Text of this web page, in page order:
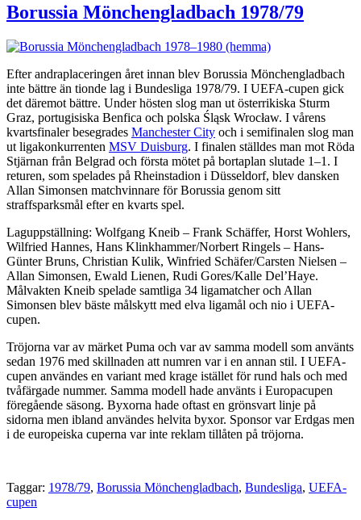
Borussia Mönchengladbach 1978/79
Efter andraplaceringen året innan blev Borussia Mönchengladbach
inte bättre än tionde lag i Bundesliga 1978/79. I UEFA-cupen gick
det däremot bättre. Under hösten slog man ut österrikiska Sturm
Graz, portugisiska Benfica och polska Śląsk Wrocław. I vårens
kvartsfinaler besegrades Manchester City och i semifinalen slog man
ut ligakonkurrenten MSV Duisburg. I finalen ställdes man mot Röda
Stjärnan från Belgrad och första mötet på bortaplan slutade 1–1. I
returen, som spelades på Rheinstadion i Düsseldorf, blev dansken
Allan Simonsen matchvinnare för Borussia genom sitt
straffsparksmål efter en kvarts spel.
Laguppställning: Wolfgang Kneib – Frank Schäffer, Horst Wohlers,
Wilfried Hannes, Hans Klinkhammer/Norbert Ringels – Hans-
Günter Bruns, Christian Kulik, Winfried Schäfer/Carsten Nielsen –
Allan Simonsen, Ewald Lienen, Rudi Gores/Kalle Del’Haye.
Målvakten Kneib spelade samtliga 34 ligamatcher och Allan
Simonsen blev bäste målskytt med elva ligamål och nio i UEFA-
cupen.
Tröjorna var av märket Puma och var av samma modell som använts
sedan 1976 med skillnaden att numren var i en annan stil. I UEFA-
cupen användes en variant med krage istället för rund hals och med
tvåfärgade nummer. Samma modell hade använts i Europacupen
föregående säsong. Byxorna hade oftast en grönsvart linje på
sidorna men ibland användes helvita byxor. Sponsor var Erdgas men
i de europeiska cuperna var inte reklam tillåten på tröjorna.
Taggar: 1978/79, Borussia Mönchengladbach, Bundesliga, UEFA-
cupen